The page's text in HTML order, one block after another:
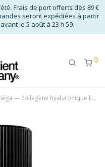
Frais de port offerts dès 89 €
seront expédiées à partir
le 5 août à 23 h 59.
0
— collagène hyaluronique liquide à boire